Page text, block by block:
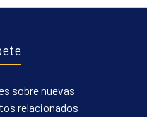
sobre nuevas
relacionados